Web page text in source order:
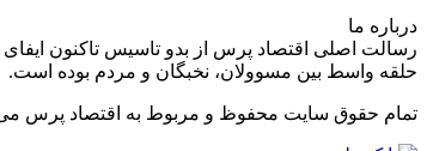
درباره ما
رسالت اصلی اقتصاد پرس از بدو تاسیس تاکنون
حلقه واسط بین مسوولان، نخبگان و مردم بوده است.
تمام حقوق سایت محفوظ و مربوط به اقتصاد پرس